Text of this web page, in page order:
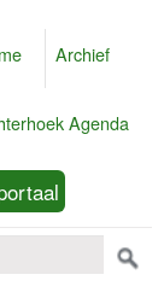
Archief
Agenda